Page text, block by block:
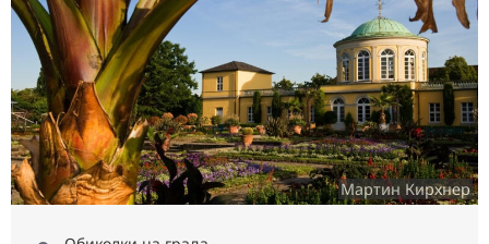
Мартин Кирхнер